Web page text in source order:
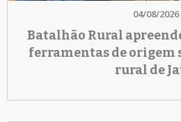
04/08/2026
Batalhão Rural
ferramentas de origem
rural de